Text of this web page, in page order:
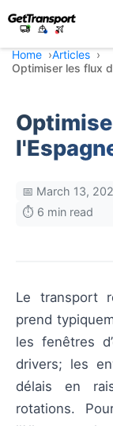
Home
Articles
Optimiser les flux
📅 March 13,
⏱️ 6 min read
Le transport
prend
les fenêtres
drivers; les
délais en
rotations.